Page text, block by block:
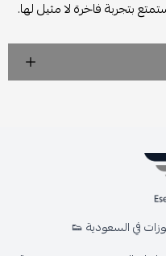
بتجربة فاخرة لا مثيل لها.
في السعودية 👟